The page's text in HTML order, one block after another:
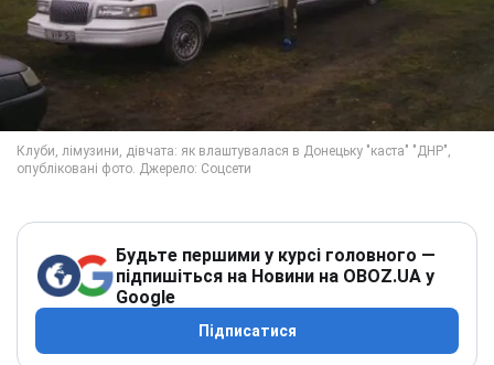
Будьте першими у курсі головного —
підпишіться на Новини на OBOZ.UA у
Google
Підписатися